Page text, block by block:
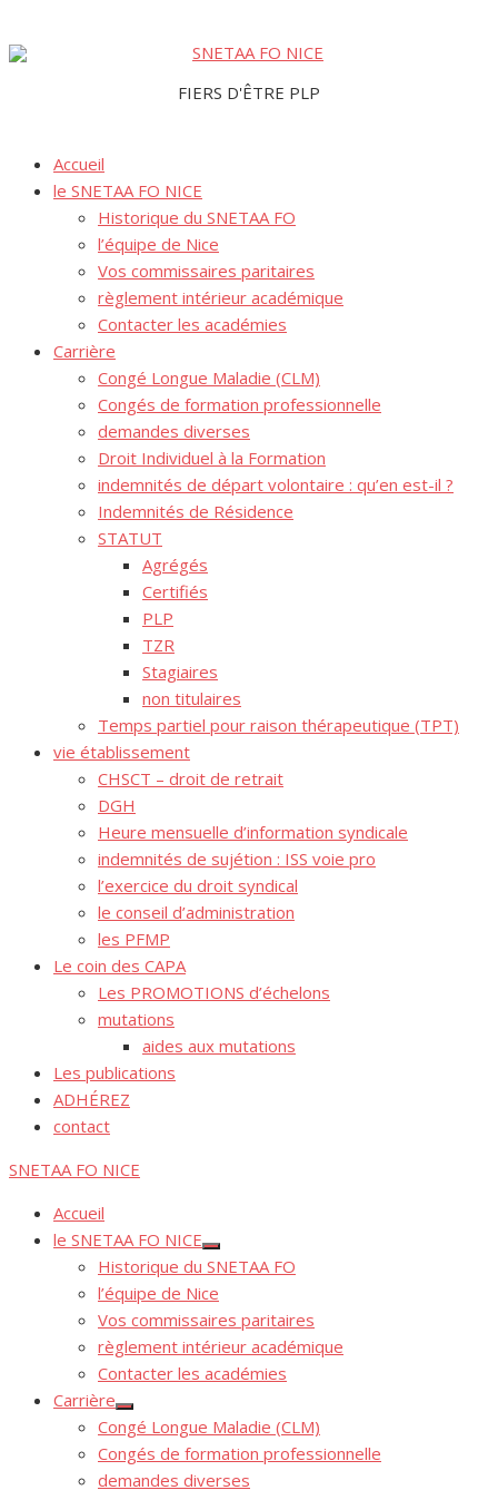
Aller
FIERS D'ÊTRE PLP
Accueil
le SNETAA FO NICE
Historique du SNETAA FO
l’équipe de Nice
Vos commissaires paritaires
règlement intérieur académique
Contacter les académies
Carrière
Congé Longue Maladie (CLM)
Congés de formation professionnelle
demandes diverses
Droit Individuel à la Formation
indemnités de départ volontaire : qu’en est-il ?
Indemnités de Résidence
STATUT
Agrégés
Certifiés
PLP
TZR
Stagiaires
non titulaires
Temps partiel pour raison thérapeutique (TPT)
vie établissement
CHSCT – droit de retrait
DGH
Heure mensuelle d’information syndicale
indemnités de sujétion : ISS voie pro
l’exercice du droit syndical
le conseil d’administration
les PFMP
Le coin des CAPA
Les PROMOTIONS d’échelons
mutations
aides aux mutations
Les publications
ADHÉREZ
contact
SNETAA FO NICE
Accueil
le SNETAA FO NICE
Afficher
le
sous-
menu
Historique du SNETAA FO
l’équipe de Nice
Vos commissaires paritaires
règlement intérieur académique
Contacter les académies
Carrière
Afficher
le
sous-
menu
Congé Longue Maladie (CLM)
Congés de formation professionnelle
demandes diverses